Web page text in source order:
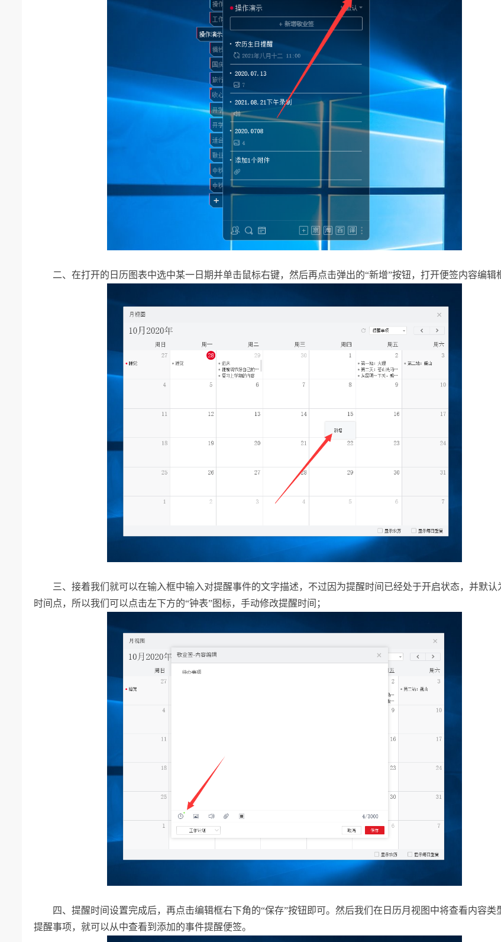
二、 在打开的日历图表中选中某一日期并单击鼠标右键，然后再点击弹出的“新增”按钮，打开便签内容编辑
三、 接着我们就可以在输入框中输入对提醒事件的文字描述，不过因为提醒时间已经处于开启状态，并默认
时间点，所以我们可以点击左下方的“钟表”图标，手动修改提醒时间；
四、 提醒时间设置完成后，再点击编辑框右下角的“保存”按钮即可。然后我们在日历月视图中将查看内容类
提醒事项，就可以从中查看到添加的事件提醒便签。